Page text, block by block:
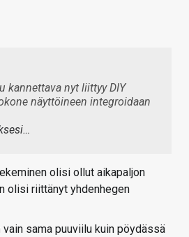
kannettava nyt liittyy DIY
näyttöineen integroidaan
olisi ollut aikapaljon
olisi riittänyt yhdenhegen
vain sama puuviilu kuin pöydässä